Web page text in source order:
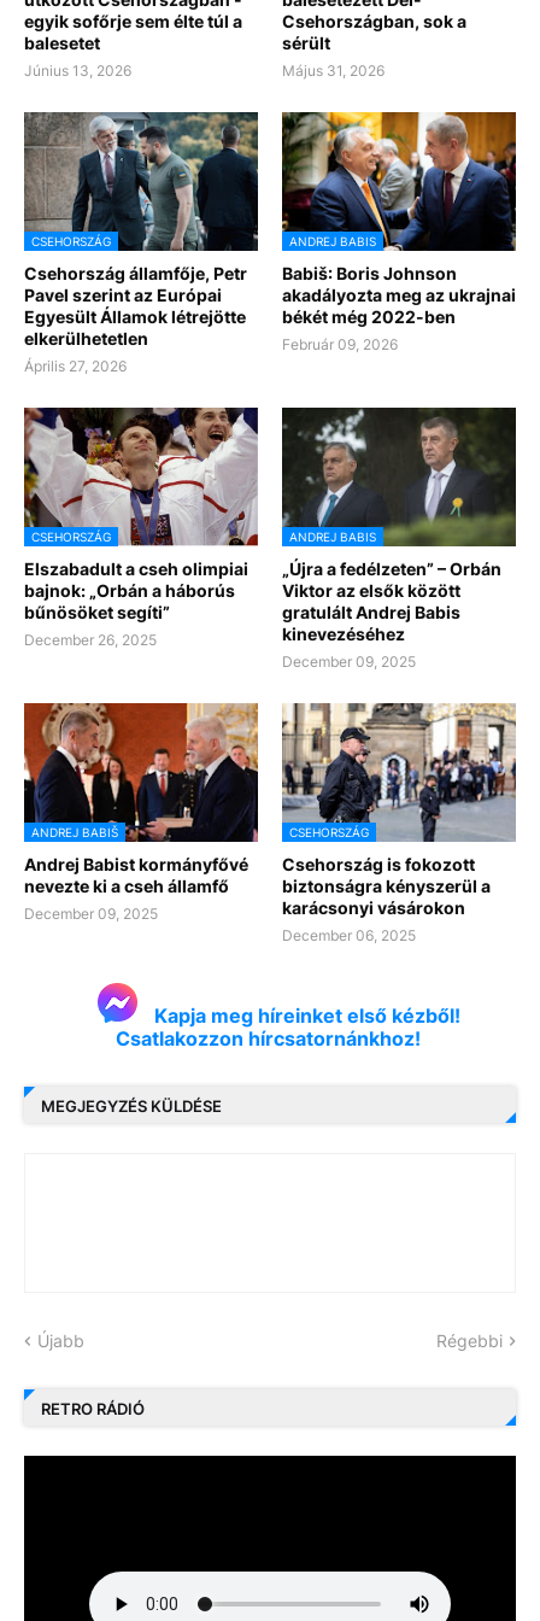
egyik sofőrje sem élte túl a
balesetet
Június 13, 2026
Csehországban, sok a
sérült
Május 31, 2026
CSEHORSZÁG
Csehország államfője, Petr
Pavel szerint az Európai
Egyesült Államok létrejötte
elkerülhetetlen
Április 27, 2026
ANDREJ BABIS
Babiš: Boris Johnson
akadályozta meg az ukrajnai
békét még 2022-ben
Február 09, 2026
CSEHORSZÁG
Elszabadult a cseh olimpiai
bajnok: „Orbán a háborús
bűnösöket segíti”
December 26, 2025
ANDREJ BABIS
„Újra a fedélzeten” – Orbán
Viktor az elsők között
gratulált Andrej Babis
kinevezéséhez
December 09, 2025
ANDREJ BABIŠ
Andrej Babist kormányfővé
nevezte ki a cseh államfő
December 09, 2025
CSEHORSZÁG
Csehország is fokozott
biztonságra kényszerül a
karácsonyi vásárokon
December 06, 2025
Kapja meg híreinket első kézből!
Csatlakozzon hírcsatornánkhoz!
MEGJEGYZÉS KÜLDÉSE
Újabb Régebbi
RETRO RÁDIÓ